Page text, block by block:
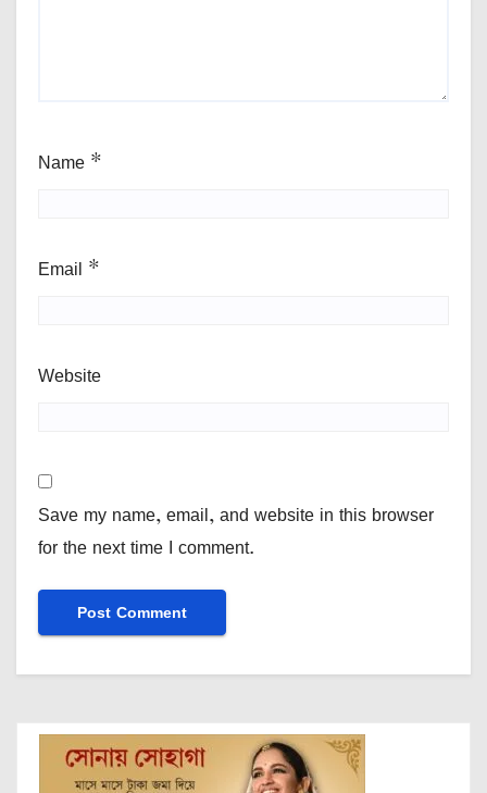
Name *
Email *
Website
Save my name, email, and website in this browser
for the next time I comment.